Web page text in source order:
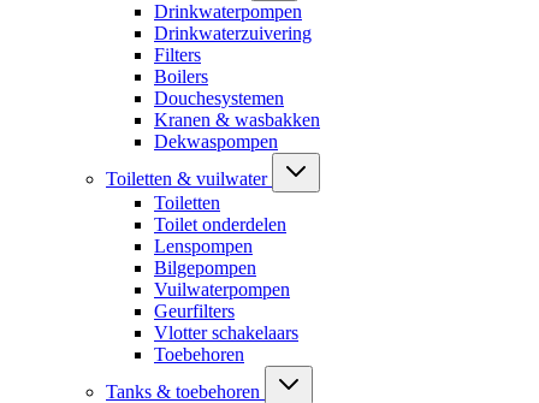
Drinkwaterpompen
Drinkwaterzuivering
Filters
Boilers
Douchesystemen
Kranen & wasbakken
Dekwaspompen
Toiletten & vuilwater
Toiletten
Toilet onderdelen
Lenspompen
Bilgepompen
Vuilwaterpompen
Geurfilters
Vlotter schakelaars
Toebehoren
Tanks & toebehoren